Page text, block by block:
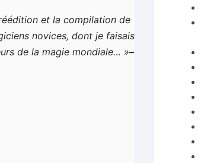
et la compilation de
novices, dont je faisais
de la magie mondiale… »–